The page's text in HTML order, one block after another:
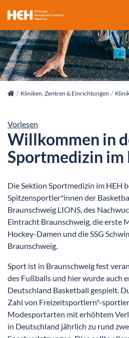
skip_navigation
Kliniken, Zentren & Einrichtungen
Vorlesen
Willkommen in
Sportmedizin im
Die Sektion Sportmedizin im HEH
Spitzensportler*innen der
Braunschweig LIONS, des
Eintracht Braunschweig, die erste
Hockey-Damen und die SSG
Braunschweig.
Sport ist in Braunschweig fest
des Fußballs und hier wurde auch
Deutschland Basketball gespielt.
Zahl von Freizeitsportlern*-
Modesportarten mit erhöhtem
in Deutschland jährlich zu rund